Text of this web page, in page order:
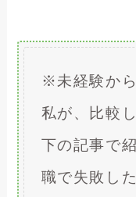
※未経験か
私が、比較
下の記事で
職で失敗し